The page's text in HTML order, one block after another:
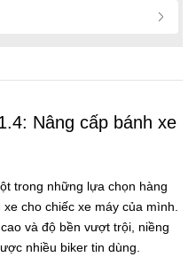
Nâng cấp bánh xe
trong những lựa chọn hàng
cho chiếc xe máy của mình.
và độ bền vượt trội, niềng
nhiều biker tin dùng.